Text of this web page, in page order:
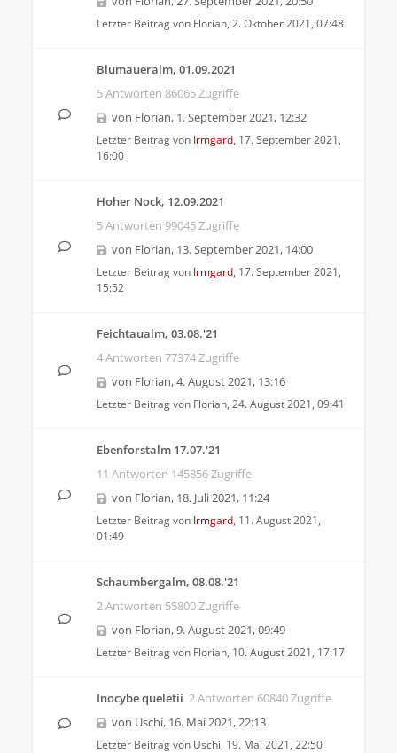
Letzter Beitrag von Florian, 2. Oktober 2021, 07:48
Blumaueralm, 01.09.2021
5 Antworten 86065 Zugriffe
von Florian, 1. September 2021, 12:32
Letzter Beitrag von Irmgard, 17. September 2021,
16:00
Hoher Nock, 12.09.2021
5 Antworten 99045 Zugriffe
von Florian, 13. September 2021, 14:00
Letzter Beitrag von Irmgard, 17. September 2021,
15:52
Feichtaualm, 03.08.'21
4 Antworten 77374 Zugriffe
von Florian,4. August 2021, 13:16
Letzter Beitrag von Florian, 24. August 2021, 09:41
Ebenforstalm 17.07.'21
11 Antworten 145856 Zugriffe
von Florian, 18. Juli 2021, 11:24
Letzter Beitrag von Irmgard, 11. August 2021,
01:49
Schaumbergalm, 08.08.'21
2 Antworten 55800 Zugriffe
von Florian,9. August 2021, 09:49
Letzter Beitrag von Florian, 10. August 2021, 17:17
Inocybe queletii 2 Antworten 60840 Zugriffe
von Uschi, 16. Mai 2021, 22:13
Letzter Beitrag von Uschi, 19. Mai 2021, 22:50